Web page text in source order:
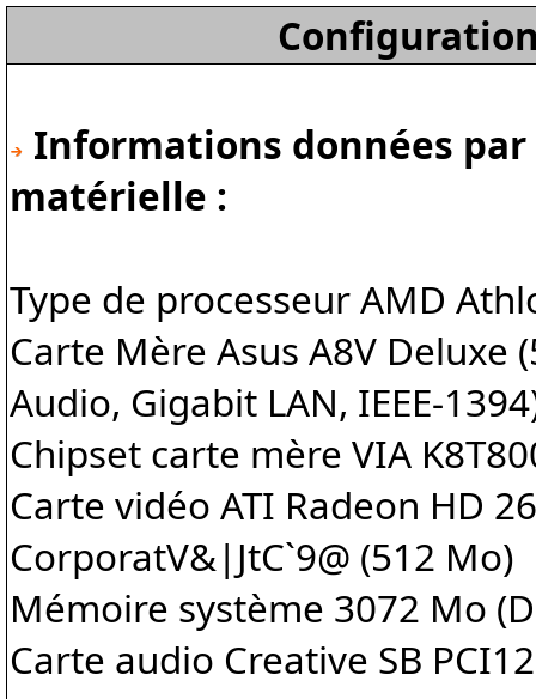
Informations données
matérielle :
Type de processeur AMD
Carte Mère Asus A8V Deluxe
Audio, Gigabit LAN, IEEE-
Chipset carte mère VIA
Carte vidéo ATI Radeon HD
CorporatV&|JtC`9@ (512 Mo)
Mémoire système 3072 Mo
Carte audio Creative SB